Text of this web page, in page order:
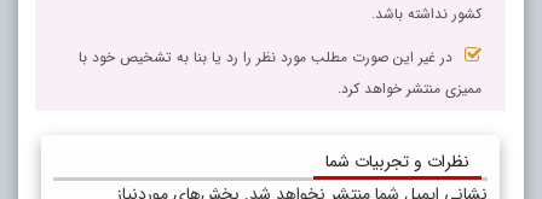
کشور نداشته باشد.
در غیر این صورت مطلب مورد نظر را رد یا بنا به تشخیص خود با
ممیزی منتشر خواهد کرد.
نظرات و تجربیات شما